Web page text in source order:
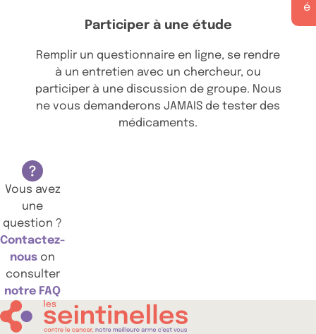
Participer à une étude
Remplir un questionnaire en ligne, se rendre
à un entretien avec un chercheur, ou
participer à une discussion de groupe. Nous
ne vous demanderons JAMAIS de tester des
médicaments.
é
Vous avez
une
question ?
Contactez-
nous on
consulter
notre FAQ